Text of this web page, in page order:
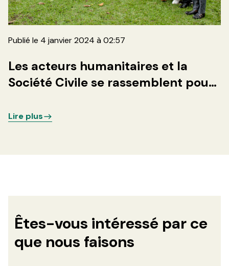
Publié le 4 janvier 2024 à 02:57
Les acteurs humanitaires et la
Société Civile se rassemblent pour
Humanitaire
Lire plus
Êtes-vous intéressé par ce
que nous faisons